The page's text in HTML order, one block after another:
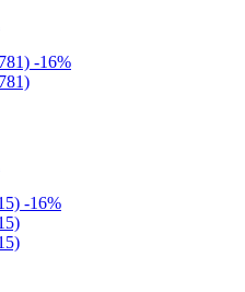
-16%
-16%